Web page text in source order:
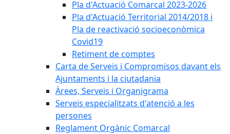
Pla d'Actuació Comarcal 2023-2026
Pla d'Actuació Territorial 2014/2018 i
Pla de reactivació socioeconòmica
Covid19
Retiment de comptes
Carta de Serveis i Compromisos davant els
Ajuntaments i la ciutadania
Àrees, Serveis i Organigrama
Serveis especialitzats d'atenció a les
persones
Reglament Orgànic Comarcal